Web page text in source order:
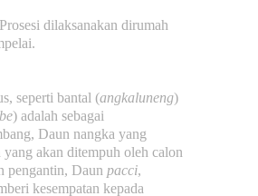
dilaksanakan dirumah
seperti bantal (angkaluneng)
) adalah sebagai
Daun nangka yang
akan ditempuh oleh calon
pengantin, Daun pacci,
kesempatan kepada